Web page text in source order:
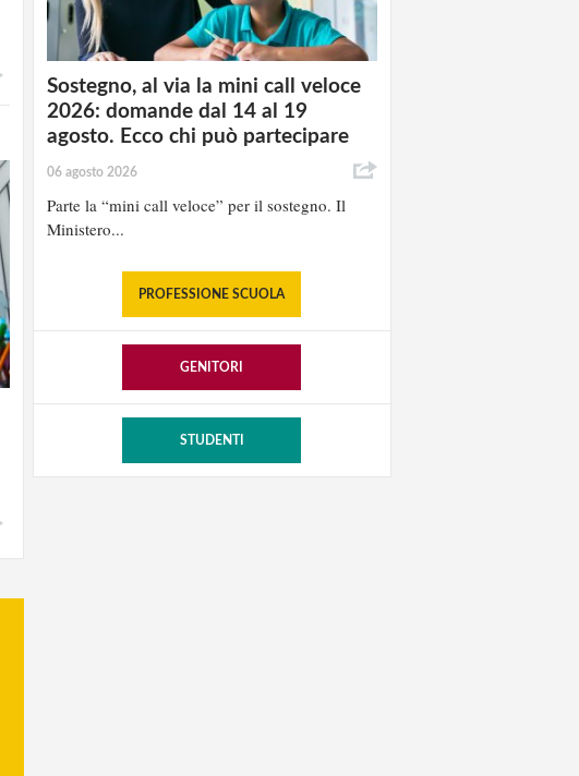
Sostegno, al via la mini call veloce
2026: domande dal 14 al 19
agosto. Ecco chi può partecipare
06 agosto 2026
Parte la “mini call veloce” per il sostegno. Il
Ministero...
PROFESSIONE SCUOLA
GENITORI
STUDENTI